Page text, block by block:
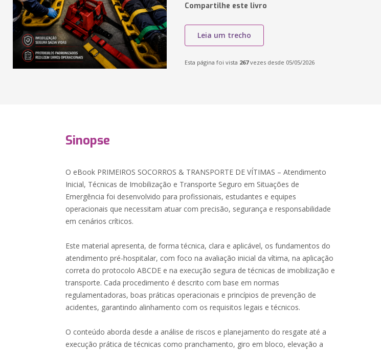
Compartilhe este livro
Leia um trecho
Esta página foi vista 267vezes desde 05/05/2026
Sinopse
O eBook PRIMEIROS SOCORROS & TRANSPORTE DE VÍTIMAS – Atendimento
Inicial, Técnicas de Imobilização e Transporte Seguro em Situações de
Emergência foi desenvolvido para profissionais, estudantes e equipes
operacionais que necessitam atuar com precisão, segurança e responsabilidade
em cenários críticos.
Este material apresenta, de forma técnica, clara e aplicável, os fundamentos do
atendimento pré-hospitalar, com foco na avaliação inicial da vítima, na aplicação
correta do protocolo ABCDE e na execução segura de técnicas de imobilização e
transporte. Cada procedimento é descrito com base em normas
regulamentadoras, boas práticas operacionais e princípios de prevenção de
acidentes, garantindo alinhamento com os requisitos legais e técnicos.
O conteúdo aborda desde a análise de riscos e planejamento do resgate até a
execução prática de técnicas como pranchamento, giro em bloco, elevação a